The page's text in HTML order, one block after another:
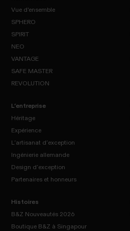
MUSEUM
Vue d'ensemble
SPHERO
SPHERO
SPIRIT
SPIRIT
NEO
NEO
VANTAGE
VANTAGE
SAFE MASTER
MASTER
REVOLUTION
L’entreprise
Héritage
Héritage
Expérience
Expérience
L’artisanat d’exception
L’artisanat
Ingénierie allemande
Ingénierie
Design d’exception
Partenaires et honneurs
et honneurs
Histoires
B&Z Nouveautés 2026
Boutique B&Z à Singapour